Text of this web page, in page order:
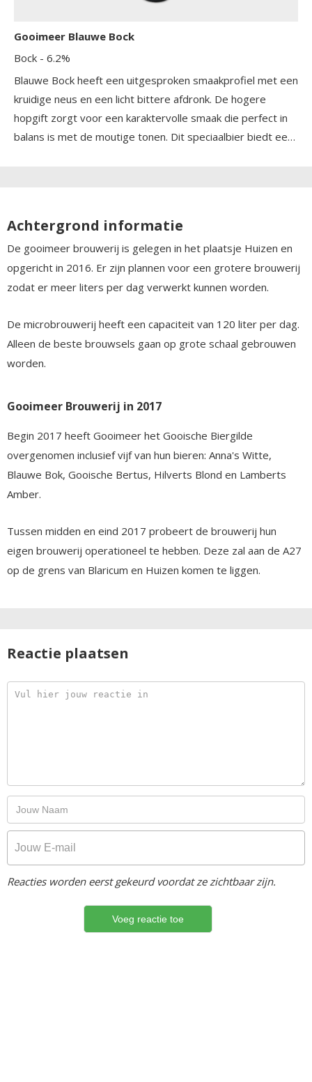
Gooimeer Blauwe Bock
Bock - 6.2%
Blauwe Bock heeft een uitgesproken smaakprofiel met een
kruidige neus en een licht bittere afdronk. De hogere
hopgift zorgt voor een karaktervolle smaak die perfect in
balans is met de moutige tonen. Dit speciaalbier biedt een
Achtergrond informatie
De gooimeer brouwerij is gelegen in het plaatsje Huizen en
opgericht in 2016. Er zijn plannen voor een grotere brouwerij
zodat er meer liters per dag verwerkt kunnen worden.
De microbrouwerij heeft een capaciteit van 120 liter per dag.
Alleen de beste brouwsels gaan op grote schaal gebrouwen
worden.
Gooimeer Brouwerij in 2017
Begin 2017 heeft Gooimeer het Gooische Biergilde
overgenomen inclusief vijf van hun bieren: Anna's Witte,
Blauwe Bok, Gooische Bertus, Hilverts Blond en Lamberts
Amber.
Tussen midden en eind 2017 probeert de brouwerij hun
eigen brouwerij operationeel te hebben. Deze zal aan de A27
op de grens van Blaricum en Huizen komen te liggen.
Reactie plaatsen
Reacties worden eerst gekeurd voordat ze zichtbaar zijn.